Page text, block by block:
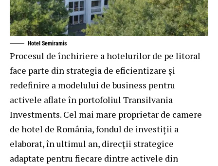
Hotel Semiramis
Procesul de închiriere a hotelurilor de pe litoral
face parte din strategia de eficientizare și
redefinire a modelului de business pentru
activele aflate în portofoliul Transilvania
Investments. Cel mai mare proprietar de camere
de hotel de România, fondul de investiții a
elaborat, în ultimul an, direcții strategice
adaptate pentru fiecare dintre activele din